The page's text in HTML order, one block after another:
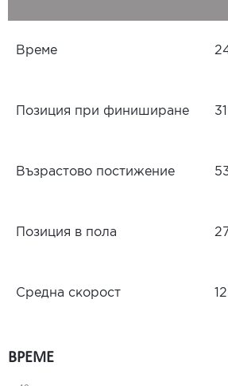
Време
Позиция при финиширане 31
Възрастово постижение
Позиция в пола 27
Средна скорост
ВРЕМЕ